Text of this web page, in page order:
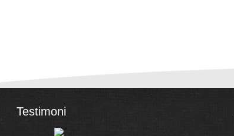
Testimoni